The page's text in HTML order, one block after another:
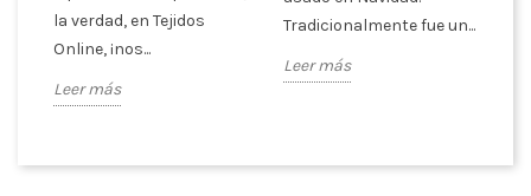
la verdad, en Tejidos
Online, ¡nos...
Leer más
Tradicionalmente fue un...
Leer más